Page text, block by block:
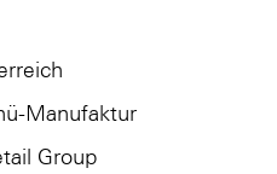
Manufaktur
Group